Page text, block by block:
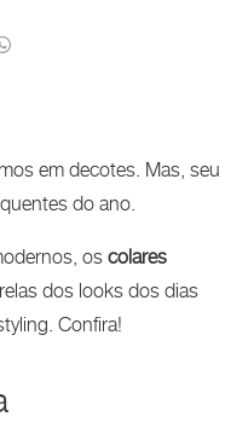
em decotes. Mas, seu
do ano.
os colares
dos looks dos dias
Confira!